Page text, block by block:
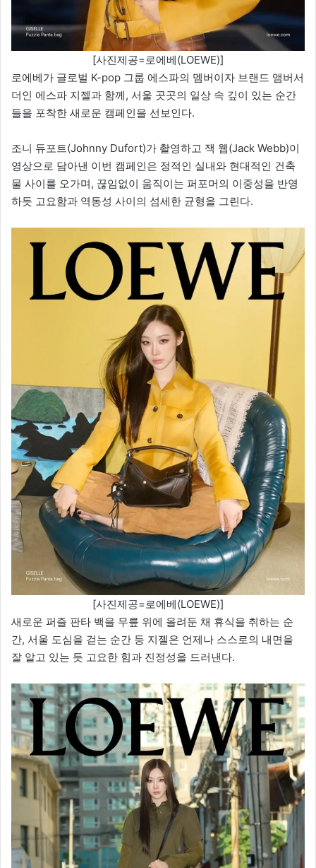
[사진제공=로에베(LOEWE)]
로에베가 글로벌 K-pop 그룹 에스파의 멤버이자 브랜드 앰버서
더인 에스파 지젤과 함께, 서울 곳곳의 일상 속 깊이 있는 순간
들을 포착한 새로운 캠페인을 선보인다.
조니 듀포트(Johnny Dufort)가 촬영하고 잭 웹(Jack Webb)이
영상으로 담아낸 이번 캠페인은 정적인 실내와 현대적인 건축
물 사이를 오가며, 끊임없이 움직이는 퍼포머의 이중성을 반영
하듯 고요함과 역동성 사이의 섬세한 균형을 그린다.
[사진제공=로에베(LOEWE)]
새로운 퍼즐 판타 백을 무릎 위에 올려둔 채 휴식을 취하는 순
간, 서울 도심을 걷는 순간 등 지젤은 언제나 스스로의 내면을
잘 알고 있는 듯 고요한 힘과 진정성을 드러낸다.